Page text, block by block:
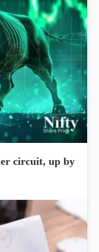
circuit, up by